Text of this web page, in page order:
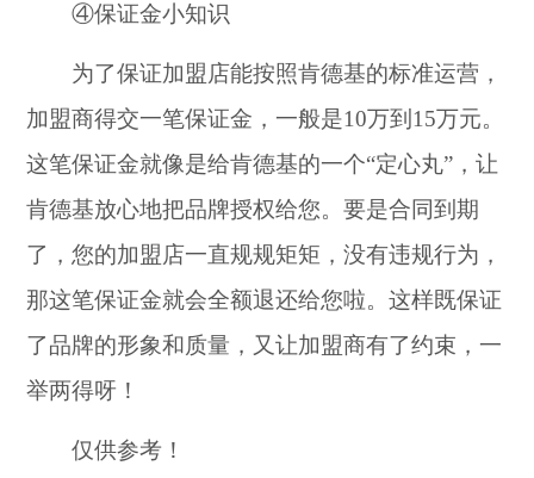
④保证金小知识
为了保证加盟店能按照肯德基的标准运营，
加盟商得交一笔保证金，一般是10万到15万元。
这笔保证金就像是给肯德基的一个“定心丸”，让
肯德基放心地把品牌授权给您。要是合同到期
了，您的加盟店一直规规矩矩，没有违规行为，
那这笔保证金就会全额退还给您啦。这样既保证
了品牌的形象和质量，又让加盟商有了约束，一
举两得呀！
仅供参考！